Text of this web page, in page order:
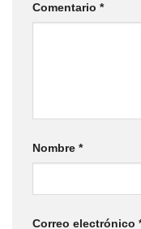
Comentario *
Nombre *
Correo electrónico